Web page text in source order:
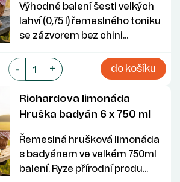
Výhodné balení šesti velkých
lahví (0,75 l) řemeslného toniku
se zázvorem bez chini...
- + do košíku
Richardova limonáda
Hruška badyán 6 x 750 ml
Řemeslná hrušková limonáda
s badyánem ve velkém 750ml
balení. Ryze přírodní produ...